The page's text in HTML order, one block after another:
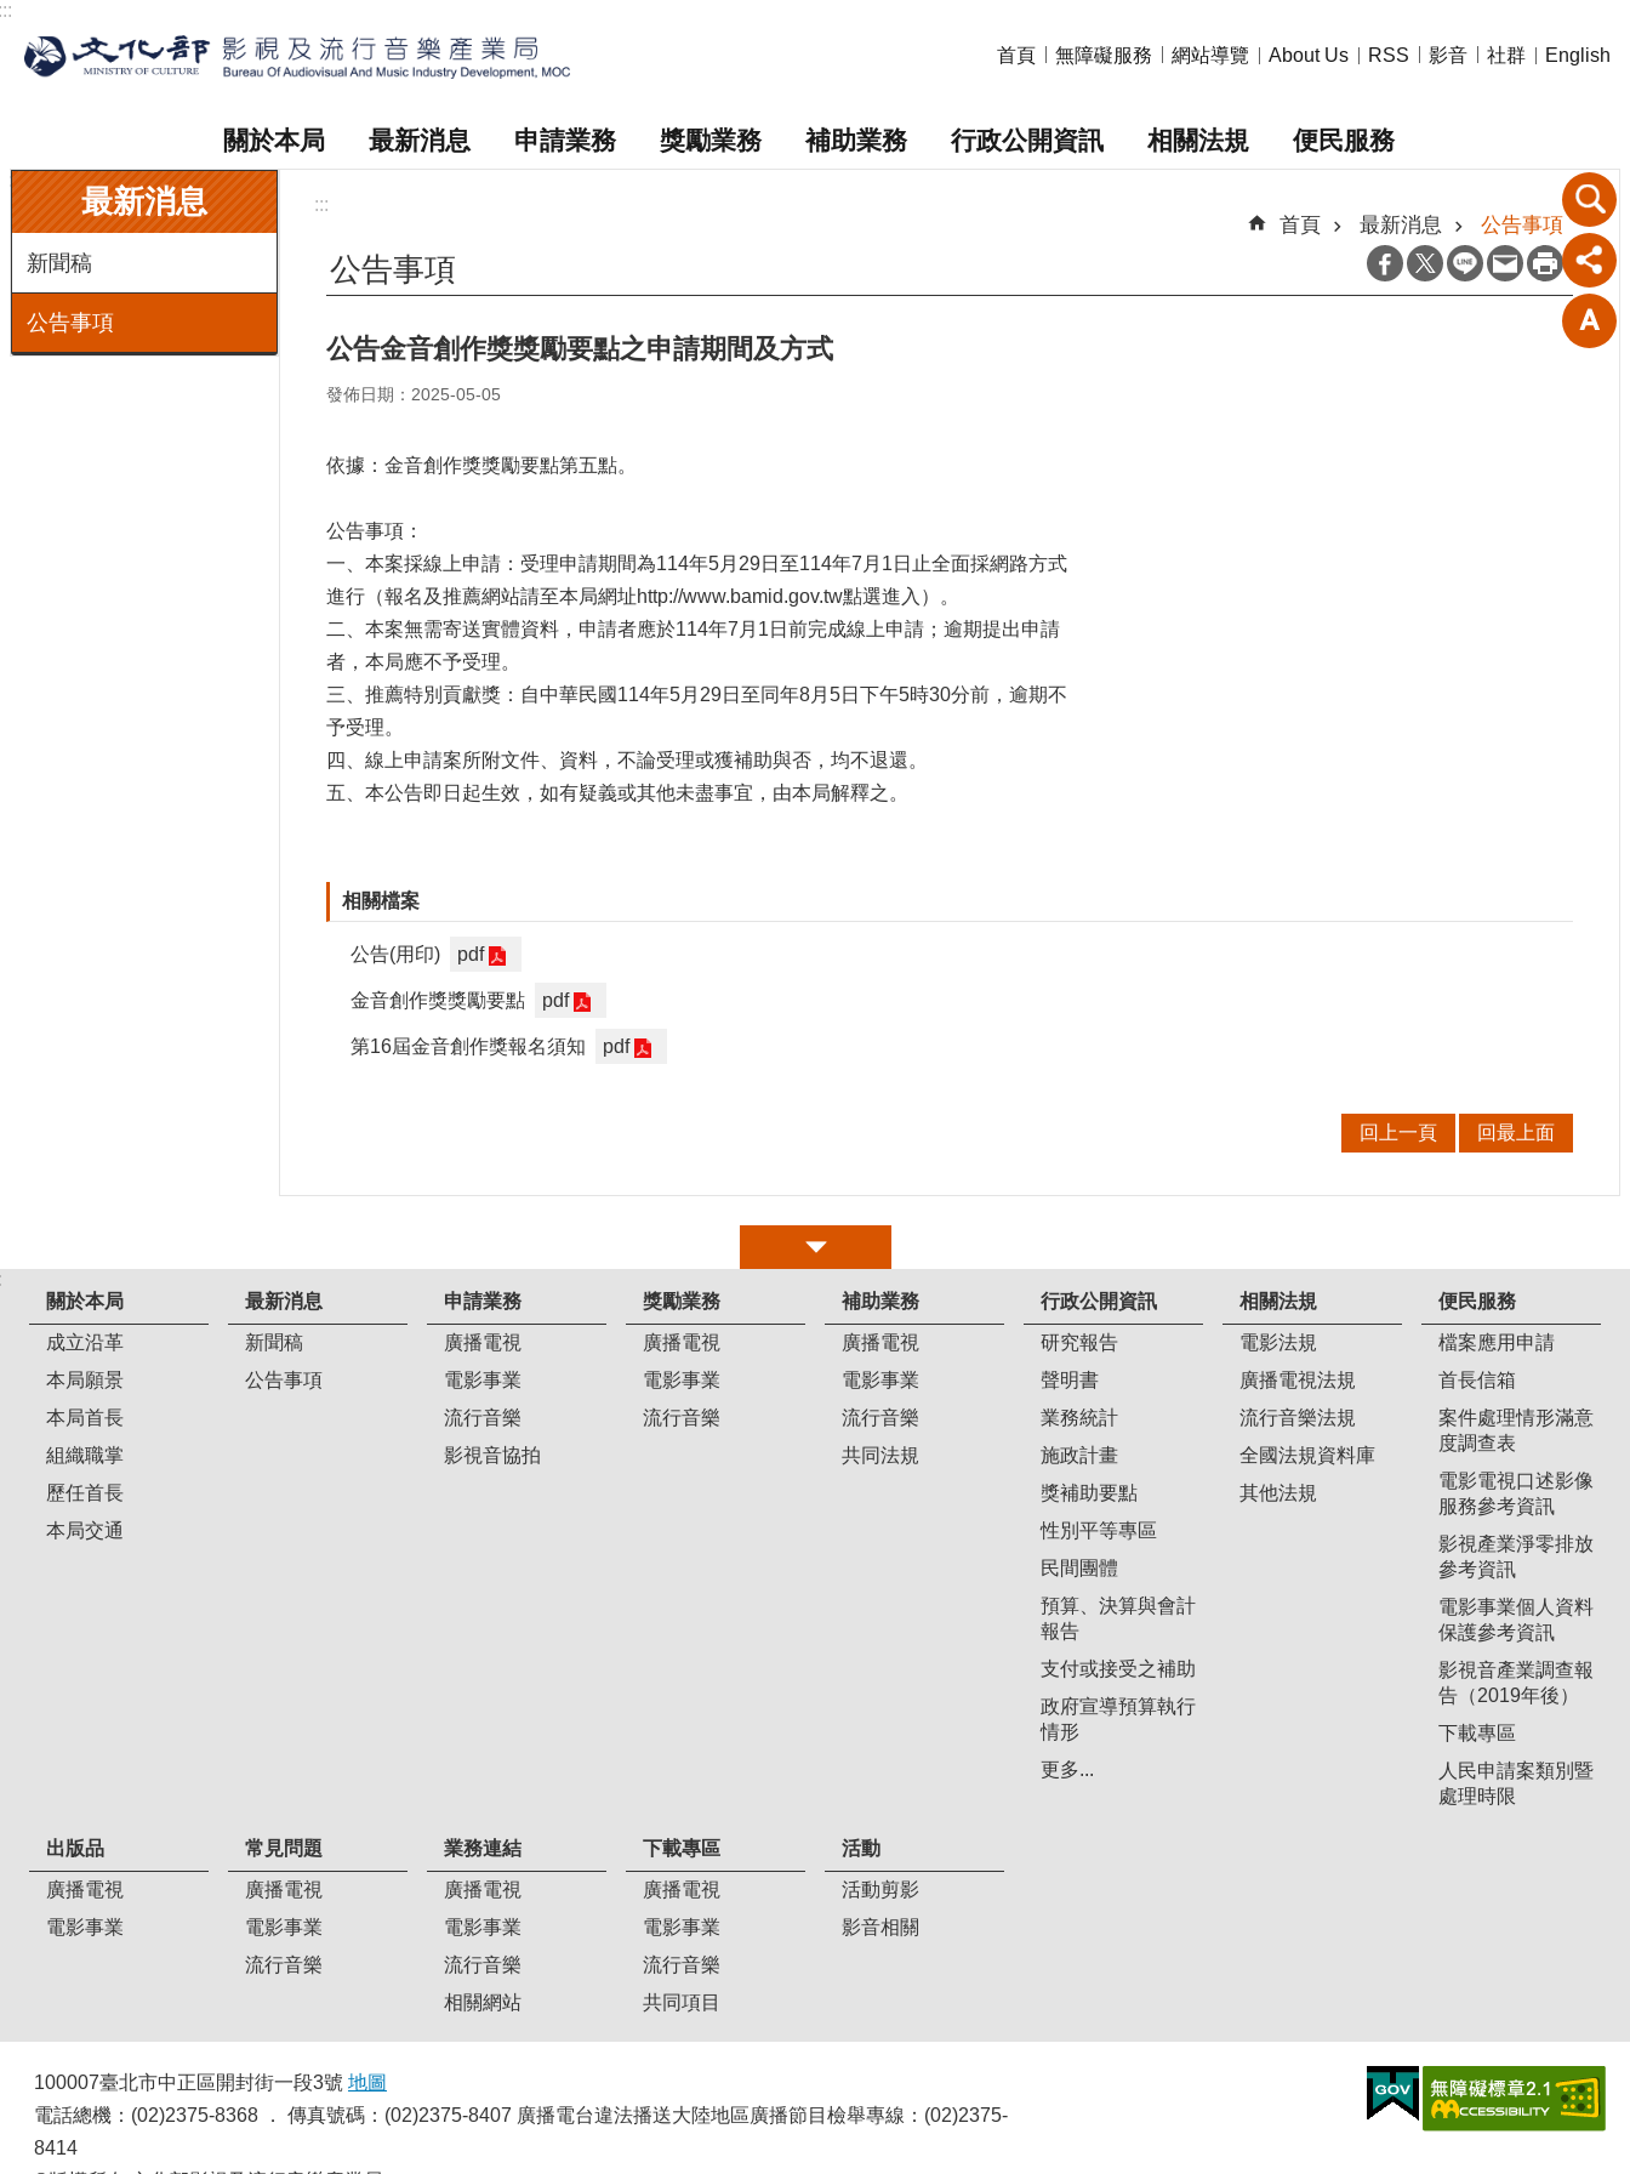
首頁 無障礙服務 網站導覽 About Us RSS 影音 社群 English
關於本局 最新消息 申請業務 獎勵業務 補助業務 行政公開資訊 相關法規 便民服務
:::
最新消息
新聞稿
公告事項
:::
首頁 最新消息 公告事項
公告事項
公告金音創作獎獎勵要點之申請期間及方式
發佈日期：2025-05-05
依據：金音創作獎獎勵要點第五點。
公告事項：
一、本案採線上申請：受理申請期間為114年5月29日至114年7月1日止全面採網路方式
進行（報名及推薦網站請至本局網址http://www.bamid.gov.tw點選進入）。
二、本案無需寄送實體資料，申請者應於114年7月1日前完成線上申請；逾期提出申請
者，本局應不予受理。
三、推薦特別貢獻獎：自中華民國114年5月29日至同年8月5日下午5時30分前，逾期不
予受理。
四、線上申請案所附文件、資料，不論受理或獲補助與否，均不退還。
五、本公告即日起生效，如有疑義或其他未盡事宜，由本局解釋之。
相關檔案
公告(用印) pdf
金音創作獎獎勵要點 pdf
第16屆金音創作獎報名須知 pdf
回上一頁 回最上面
關於本局
成立沿革
本局願景
本局首長
組織職掌
歷任首長
本局交通
最新消息
新聞稿
公告事項
申請業務
廣播電視
電影事業
流行音樂
影視音協拍
獎勵業務
廣播電視
電影事業
流行音樂
補助業務
廣播電視
電影事業
流行音樂
共同法規
行政公開資訊
研究報告
聲明書
業務統計
施政計畫
獎補助要點
性別平等專區
民間團體
預算、決算與會計
報告
支付或接受之補助
政府宣導預算執行
情形
更多...
相關法規
電影法規
廣播電視法規
流行音樂法規
全國法規資料庫
其他法規
便民服務
檔案應用申請
首長信箱
案件處理情形滿意
度調查表
電影電視口述影像
服務參考資訊
影視產業淨零排放
參考資訊
電影事業個人資料
保護參考資訊
影視音產業調查報
告（2019年後）
下載專區
人民申請案類別暨
處理時限
出版品
廣播電視
電影事業
常見問題
廣播電視
電影事業
流行音樂
業務連結
廣播電視
電影事業
流行音樂
相關網站
下載專區
廣播電視
電影事業
流行音樂
共同項目
活動
活動剪影
影音相關
100007臺北市中正區開封街一段3號 地圖
電話總機：(02)2375-8368 ． 傳真號碼：(02)2375-8407 廣播電台違法播送大陸地區廣播節目檢舉專線：(02)2375-
8414